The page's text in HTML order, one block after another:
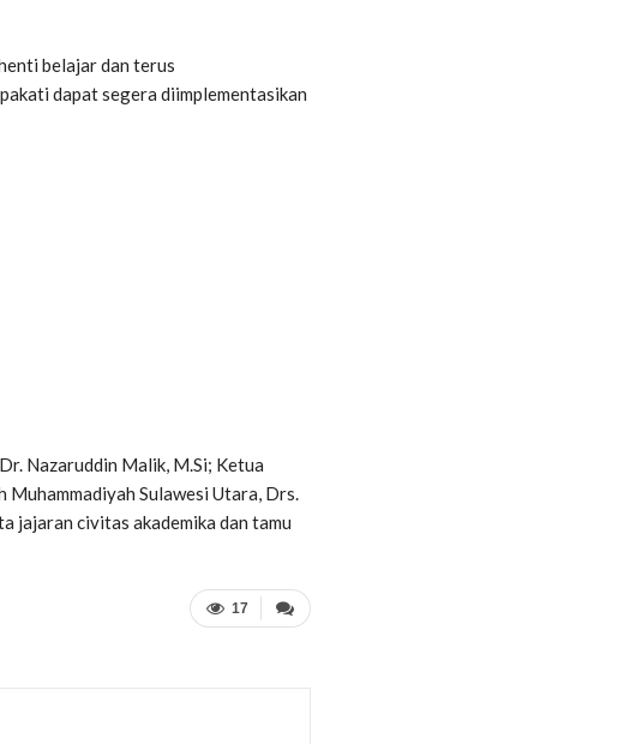
belajar dan terus
dapat segera diimplementasikan
Nazaruddin Malik, M.Si; Ketua
Muhammadiyah Sulawesi Utara, Drs.
jajaran civitas akademika dan tamu
17